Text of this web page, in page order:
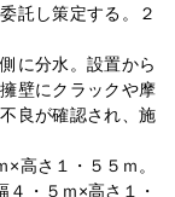
託し策定する。２
に分水。設置から
壁にクラックや摩
良が確認され、施
高さ１・５５ｍ。
・５ｍ×高さ１・